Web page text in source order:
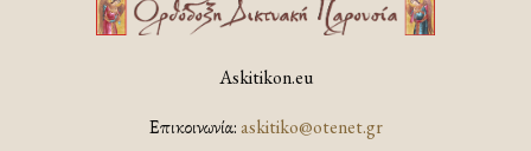
Askitikon.eu
Επικοινωνία:askitiko@otenet.gr